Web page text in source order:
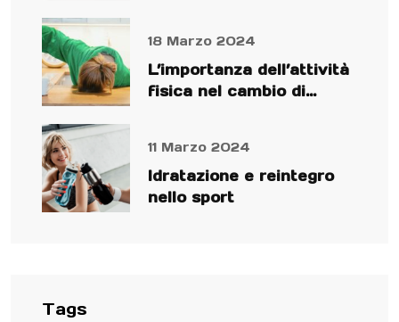
18 Marzo 2024
L’importanza dell’attività
fisica nel cambio di
11 Marzo 2024
Idratazione e reintegro
nello sport
Tags